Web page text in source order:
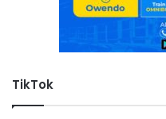
TikTok